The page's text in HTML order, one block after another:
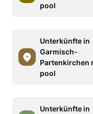
pool
Unterkünfte in
Garmisch-
Partenkirchen
pool
Unterkünfte in